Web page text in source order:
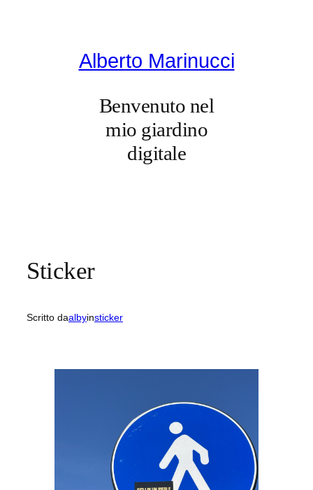
Alberto Marinucci
Benvenuto nel
mio giardino
digitale
Sticker
Scritto daalbyinsticker